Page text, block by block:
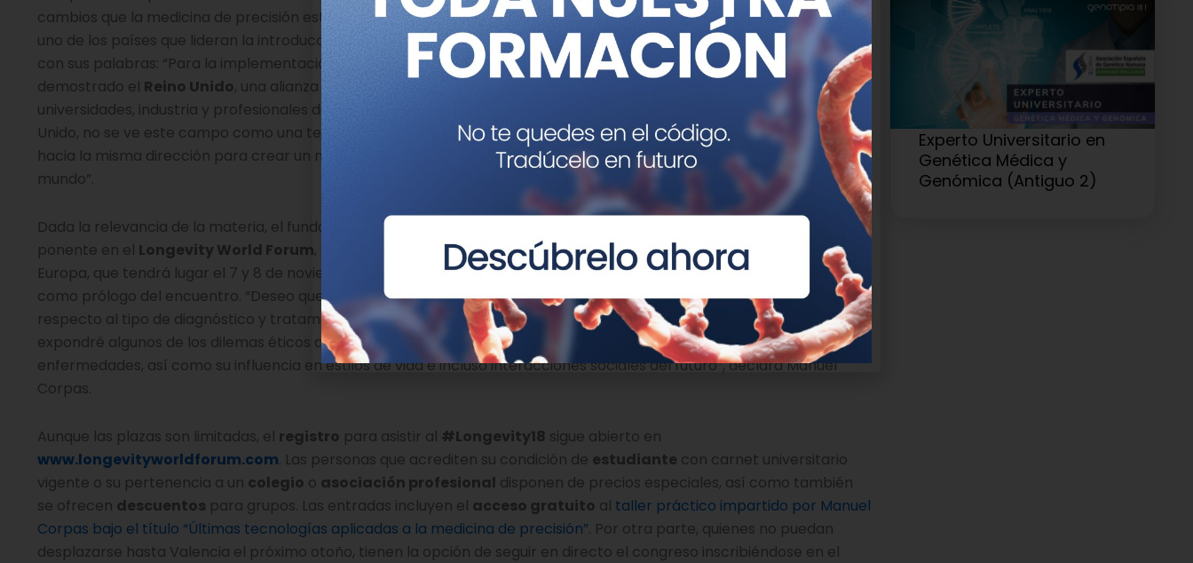
cambios que la medicina de precisión está propiciando. Y habla con conocimiento de causa, ya que reside y trabaja en
uno de los países que lideran la introducción de la
genómicacomo parte rutinaria deltratamiento médico
. Siguiendo
con sus palabras: “Para la implementación de un sistema de medicina de precisión robusto hace falta, como lo ha
demostrado el Reino Unido, una alianza entre instituciones públicas de salud, organizaciones de pacientes,
universidades, industria y profesionales de la ciencia, la medicina, la antropología y el derecho. Desde aquí, en el Reino
Unido, no se ve este campo como una tecnología aislada, sino como una confluencia de diferentes agentes remando
hacia la misma dirección para crear un nuevo sector económico que generará bienestar y riqueza para todo el
mundo”.
Dada la relevancia de la materia, el fundador y CEO de Cambridge Precision Medicine no solo participará como
ponente en el Longevity World Forum, el que será el primer congreso sobre medicina de precisión y genómica de
Europa, que tendrá lugar el 7 y 8 de noviembre en Valencia. Además, ofrecerá untaller formativo el día 6, que servirá
como prólogo del encuentro. “Deseo que las personas que asistan a mi taller puedan ampliar sus horizontes con
respecto al tipo de diagnóstico y tratamiento que se están derivando del uso de información genómica. También
expondré algunos de los dilemas éticos que dichas tecnologías producen dada la capacidad de predecir futuras
enfermedades, así como su influencia en estilos de vida e incluso interacciones sociales del futuro”, declara Manuel
Corpas.
Aunque las plazas son limitadas, el registro para asistir al #Longevity18 sigue abierto en
www.longevityworldforum.com. Las personas que acrediten su condición de estudiante con carnet universitario
vigente o su pertenencia a un colegio o asociación profesional disponen de precios especiales, así como también
se ofrecen descuentos para grupos. Las entradas incluyen el acceso gratuito al taller práctico impartido por Manuel
Corpas bajo el título “Últimas tecnologías aplicadas a la medicina de precisión”. Por otra parte, quienes no puedan
desplazarse hasta Valencia el próximo otoño, tienen la opción de seguir en directo el congreso inscribiéndose en el
Experto Universitario en
Genética Médica y
Genómica (Antiguo 2)